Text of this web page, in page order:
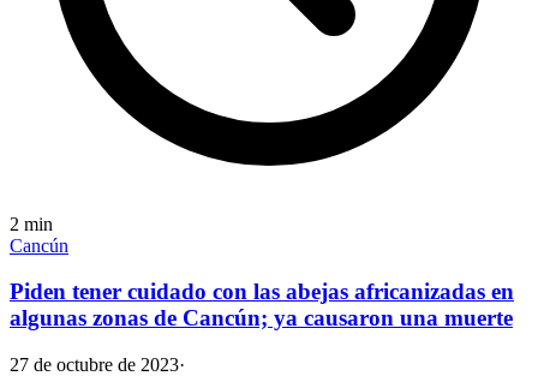
2 min
Cancún
Piden tener cuidado con las abejas africanizadas en
algunas zonas de Cancún; ya causaron una muerte
27 de octubre de 2023·